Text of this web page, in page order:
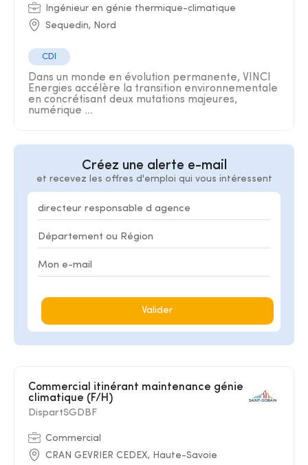
Ingénieur en génie thermique-climatique
Sequedin, Nord
CDI
Dans un monde en évolution permanente, VINCI
Energies accélère la transition environnementale
en concrétisant deux mutations majeures,
numérique ...
Créez une alerte e-mail
et recevez les offres d'emploi qui vous intéressent
Valider
Commercial itinérant maintenance génie
climatique (F/H)
DispartSGDBF
Commercial
CRAN GEVRIER CEDEX, Haute-Savoie